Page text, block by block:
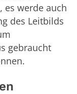
es werde auch
des Leitbilds
gebraucht